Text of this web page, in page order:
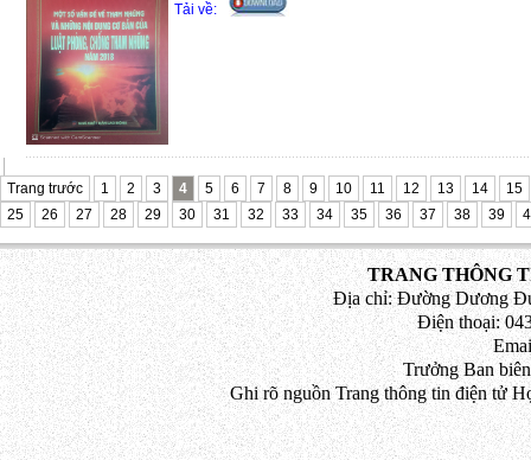
Tải về:
Trang trước 1 2 3 4 5 6 7 8 9 10 11 12 13 14
15
25
26 27 28 29 30 31 32 33 34 35 36 37 38 39
TRANG THÔNG
Địa chỉ: Đường Dương
Điện thoại:
Trưởng Ban
Ghi rõ nguồn Trang thông tin điện tử